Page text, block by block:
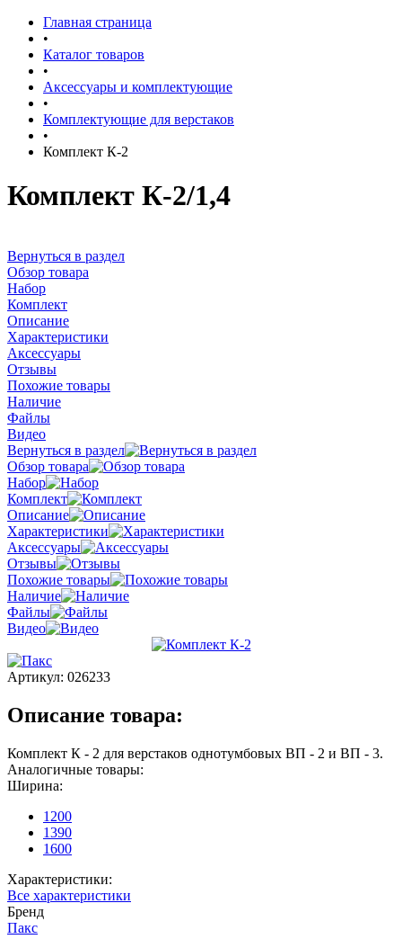
Главная страница
•
Каталог товаров
•
Аксессуары и комплектующие
•
Комплектующие для верстаков
•
Комплект К-2
Комплект К-2/1,4
Вернуться в раздел
Обзор товара
Набор
Комплект
Описание
Характеристики
Аксессуары
Отзывы
Похожие товары
Наличие
Файлы
Видео
Вернуться в раздел
Обзор товара
Набор
Комплект
Описание
Характеристики
Аксессуары
Отзывы
Похожие товары
Наличие
Файлы
Видео
Артикул: 026233
Описание товара:
Комплект К - 2 для верстаков однотумбовых ВП - 2 и ВП - 3.
Аналогичные товары:
Ширина:
1200
1390
1600
Характеристики:
Все характеристики
Бренд
Пакс